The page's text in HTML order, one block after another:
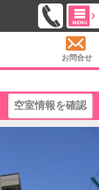
お問合せ
空室情報を確認